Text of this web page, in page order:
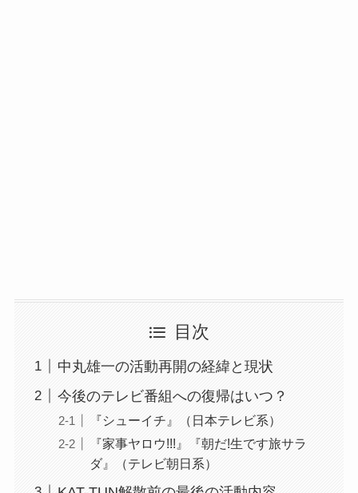
目次
中丸雄一の活動再開の経緯と現状
今後のテレビ番組への復帰はいつ？
『シューイチ』（日本テレビ系）
『家事ヤロウ!!!』『朝だ!生です旅サラ
ダ』（テレビ朝日系）